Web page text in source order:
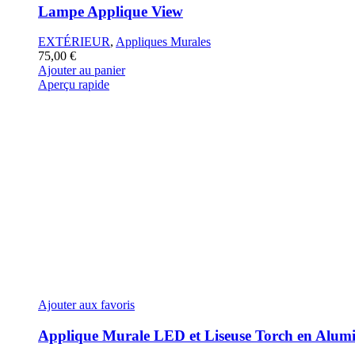
Lampe Applique View
EXTÉRIEUR, Appliques Murales
75,00 €
Ajouter au panier
Aperçu rapide
Ajouter aux favoris
Applique Murale LED et Liseuse Torch en